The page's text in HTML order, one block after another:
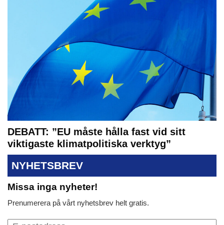
DEBATT: ”EU måste hålla fast vid sitt
viktigaste klimatpolitiska verktyg”
NYHETSBREV
Missa inga nyheter!
Prenumerera på vårt nyhetsbrev helt gratis.